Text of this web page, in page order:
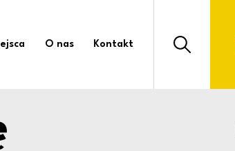
Żukowo”
O nas Kontakt
Otwórz